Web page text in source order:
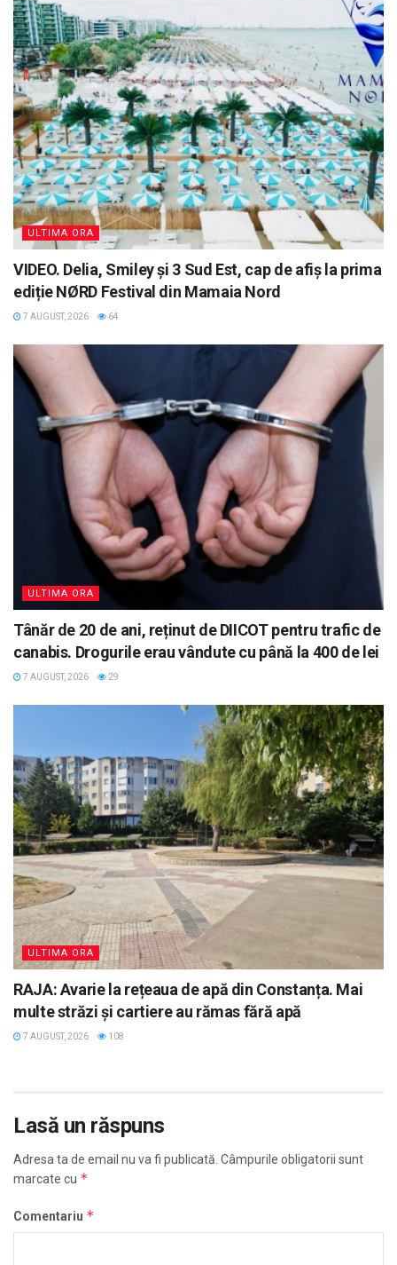
ULTIMA ORA
VIDEO. Delia, Smiley și 3 Sud Est, cap de afiș la prima
ediție NØRD Festival din Mamaia Nord
7 AUGUST, 2026 64
ULTIMA ORA
Tânăr de 20 de ani, reținut de DIICOT pentru trafic de
canabis. Drogurile erau vândute cu până la 400 de lei
7 AUGUST, 2026 29
ULTIMA ORA
RAJA: Avarie la rețeaua de apă din Constanța. Mai
multe străzi și cartiere au rămas fără apă
7 AUGUST, 2026 108
Lasă un răspuns
Adresa ta de email nu va fi publicată. Câmpurile obligatorii sunt
marcate cu *
Comentariu *